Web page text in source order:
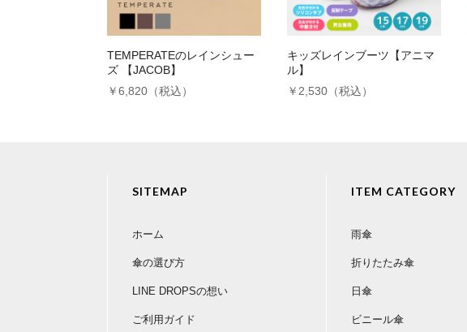
TEMPERATEのレインシュー
ズ 【JACOB】
￥6,820（税込）
キッズレインブーツ【アニマ
ル】
￥2,530（税込）
SITEMAP
ホーム
傘の選び方
LINE DROPSの想い
ご利用ガイド
ITEM CATEGORY
雨傘
折りたたみ傘
日傘
ビニール傘